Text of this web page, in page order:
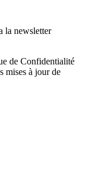
la newsletter
de Confidentialité
mises à jour de